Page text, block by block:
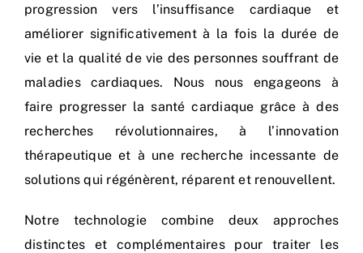
progression vers l’insuffisance cardiaque et
améliorer significativement à la fois la durée de
vie et la qualité de vie des personnes souffrant de
maladies cardiaques. Nous nous engageons à
faire progresser la santé cardiaque grâce à des
recherches révolutionnaires, à l’innovation
thérapeutique et à une recherche incessante de
solutions qui régénèrent, réparent et renouvellent.
Notre technologie combine deux approches
distinctes et complémentaires pour traiter les